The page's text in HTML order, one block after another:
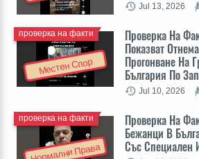
Jul 13, 2026
Местен Спор
Проверка На
Показват
Прогонване На
България По
проверка на факти
Jul 10, 2026
Нормални Права
Проверка На
Бежанци В
Със Специален
проверка на факти